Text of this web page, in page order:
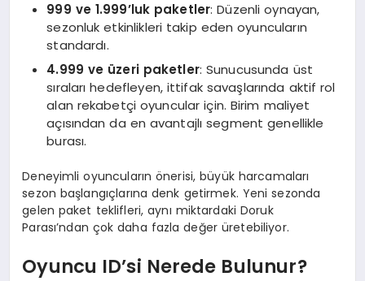
999 ve 1.999’luk paketler: Düzenli oynayan,
sezonluk etkinlikleri takip eden oyuncuların
standardı.
4.999 ve üzeri paketler: Sunucusunda üst
sıraları hedefleyen, ittifak savaşlarında aktif rol
alan rekabetçi oyuncular için. Birim maliyet
açısından da en avantajlı segment genellikle
burası.
Deneyimli oyuncuların önerisi, büyük harcamaları
sezon başlangıçlarına denk getirmek. Yeni sezonda
gelen paket teklifleri, aynı miktardaki Doruk
Parası’ndan çok daha fazla değer üretebiliyor.
Oyuncu ID’si Nerede Bulunur?